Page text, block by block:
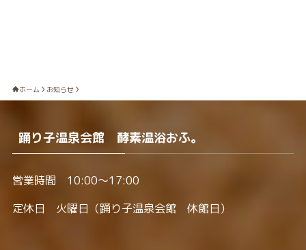
ホーム お知らせ
踊り子温泉会館 酵素温浴おふ。
営業時間 10:00～17:00
定休日 火曜日（踊り子温泉会館 休館日）